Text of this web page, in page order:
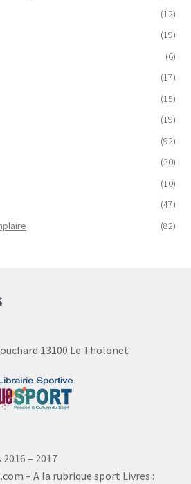
(12)
(19)
(6)
(17)
(15)
(19)
(92)
(30)
(10)
(47)
(82)
13100 Le Tholonet
– 2017
– A la rubrique sport Livres :